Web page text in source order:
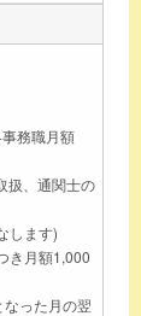
務職月額
扱、通関士の
します)
き月額1,000
った月の翌